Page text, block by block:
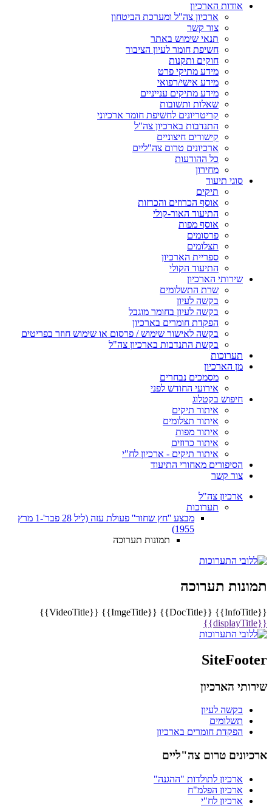
אודות הארכיון
ארכיון צה"ל ומערכת הביטחון
צור קשר
תנאי שימוש באתר
חשיפת חומר לעיון הציבור
חוקים ותקנות
מידע מתיקי פרט
מידע אישי/רפואי
מידע מתיקים ענייניים
שאלות ותשובות
קריטריונים לחשיפת חומר ארכיוני
התנדבות בארכיון צה"ל
קישורים חיצוניים
ארכיונים טרום צה"ליים
כל ההודעות
מחירון
סוגי תיעוד
תיקים
אוסף הכרוזים והכרזות
התיעוד האור-קולי
אוסף מפות
פרסומים
תצלומים
ספריית הארכיון
התיעוד הקולי
שירותי הארכיון
שרת התשלומים
בקשה לעיון
בקשה לעיון בחומר מוגבל
הפקדת חומרים בארכיון
בקשה לאישור שימוש / פרסום או שימוש חוזר בפריטים
בקשת התנדבות בארכיון צה"ל
תערוכות
מן הארכיון
מסמכים נבחרים
אירועי החודש לפני
חיפוש בקטלוג
איתור תיקים
איתור תצלומים
איתור מפות
איתור כרוזים
איתור תיקים - ארכיון לח"י
הסיפורים מאחורי התיעוד
צור קשר
ארכיון צה"ל
תערוכות
מבצע ''חץ שחור'' פעולת עזה (ליל 28 פבר'-1 מרץ
1955)
תמונות תערוכה
תמונות תערוכה
{{InfoTitle}}
{{DocTitle}}
{{ImgeTitle}}
{{VideoTitle}}
{{displayTitle}}
SiteFooter
שירותי הארכיון
בקשה לעיון
תשלומים
הפקדת חומרים בארכיון
ארכיונים טרום צה"ליים
ארכיון לתולדות "ההגנה"
ארכיון הפלמ"ח
ארכיון לח"י